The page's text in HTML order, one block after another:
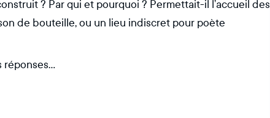
? Par qui et pourquoi ? Permettait-il l’accueil des
de bouteille, ou un lieu indiscret pour poète
réponses…